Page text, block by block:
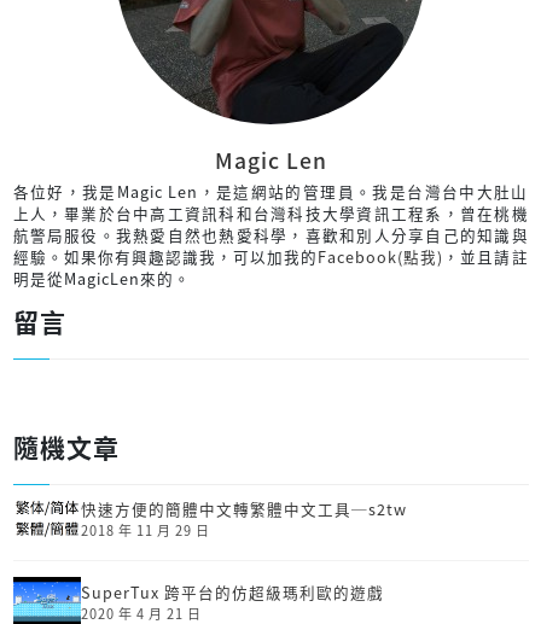
Magic Len
各位好，我是Magic Len，是這網站的管理員。我是台灣台中大肚山
上人，畢業於台中高工資訊科和台灣科技大學資訊工程系，曾在桃機
航警局服役。我熱愛自然也熱愛科學，喜歡和別人分享自己的知識與
經驗。如果你有興趣認識我，可以加我的Facebook(點我) ，並且請註
明是從MagicLen來的。
留言
隨機文章
快速方便的簡體中文轉繁體中文工具─s2tw
2018 年 11 月 29 日
SuperTux 跨平台的仿超級瑪利歐的遊戲
2020 年 4 月 21 日